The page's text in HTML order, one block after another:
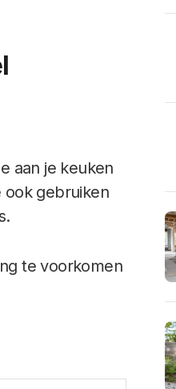
aan je keuken
ook gebruiken
te voorkomen